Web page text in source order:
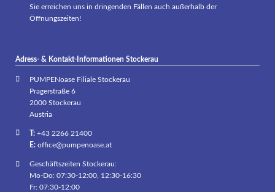
Sie erreichen uns in dringenden Fällen auch außerhalb der
Öffnungszeiten!
Adress- & Kontakt-Informationen Stockerau
PUMPENoase Filiale Stockerau
Pragerstraße 6
2000 Stockerau
Austria
T:+43 2266 21400
E: office@pumpenoase.at
Geschäftszeiten Stockerau:
Mo-Do: 07:30-12:00, 12:30-16:30
Fr: 07:30-12:00